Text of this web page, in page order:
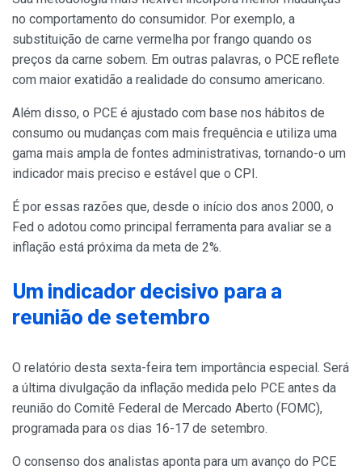
no comportamento do consumidor. Por exemplo, a
substituição de carne vermelha por frango quando os
preços da carne sobem. Em outras palavras, o PCE reflete
com maior exatidão a realidade do consumo americano.
Além disso, o PCE é ajustado com base nos hábitos de
consumo ou mudanças com mais frequência e utiliza uma
gama mais ampla de fontes administrativas, tornando-o um
indicador mais preciso e estável que o CPI.
É por essas razões que, desde o início dos anos 2000, o
Fed o adotou como principal ferramenta para avaliar se a
inflação está próxima da meta de 2%.
Um indicador decisivo para a
reunião de setembro
O relatório desta sexta-feira tem importância especial. Será
a última divulgação da inflação medida pelo PCE antes da
reunião do Comitê Federal de Mercado Aberto (FOMC),
programada para os dias 16-17 de setembro.
O consenso dos analistas aponta para um avanço do PCE